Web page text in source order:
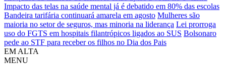
Impacto das telas na saúde mental já é debatido em 80% das escolas
Bandeira tarifária continuará amarela em agosto Mulheres são
maioria no setor de seguros, mas minoria na liderança Lei prorroga
uso do FGTS em hospitais filantrópicos ligados ao SUS Bolsonaro
pede ao STF para receber os filhos no Dia dos Pais
EM ALTA
MENU